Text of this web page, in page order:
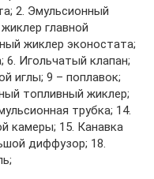
2. Эмульсионный
главной
жиклер эконостата;
6. Игольчатый клапан;
иглы; 9 – поплавок;
топливный жиклер;
трубка; 14.
камеры; 15. Канавка
диффузор; 18.